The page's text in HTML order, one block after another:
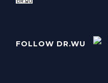
FOLLOW DR.WU